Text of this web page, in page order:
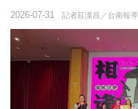
記者莊漢昌／台南報導
2026-07-31